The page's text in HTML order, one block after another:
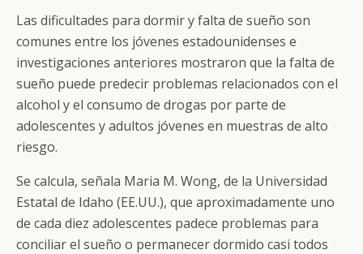
Las dificultades para dormir y falta de sueño son
comunes entre los jóvenes estadounidenses e
investigaciones anteriores mostraron que la falta de
sueño puede predecir problemas relacionados con el
alcohol y el consumo de drogas por parte de
adolescentes y adultos jóvenes en muestras de alto
riesgo.
Se calcula, señala Maria M. Wong, de la Universidad
Estatal de Idaho (EE.UU.), que aproximadamente uno
de cada diez adolescentes padece problemas para
conciliar el sueño o permanecer dormido casi todos